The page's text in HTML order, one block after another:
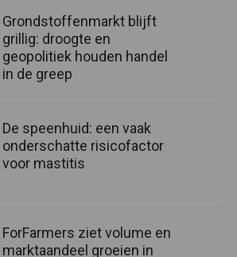
Grondstoffenmarkt blijft
grillig: droogte en
geopolitiek houden handel
in de greep
De speenhuid: een vaak
onderschatte risicofactor
voor mastitis
ForFarmers ziet volume en
marktaandeel groeien in